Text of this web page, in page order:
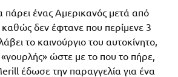
πάρει ένας Αμερικανός μετά από
καθώς δεν έφτανε που περίμενε 3
το καινούργιο του αυτοκίνητο,
ώστε με το που το πήρε,
έδωσε την παραγγελία για ένα